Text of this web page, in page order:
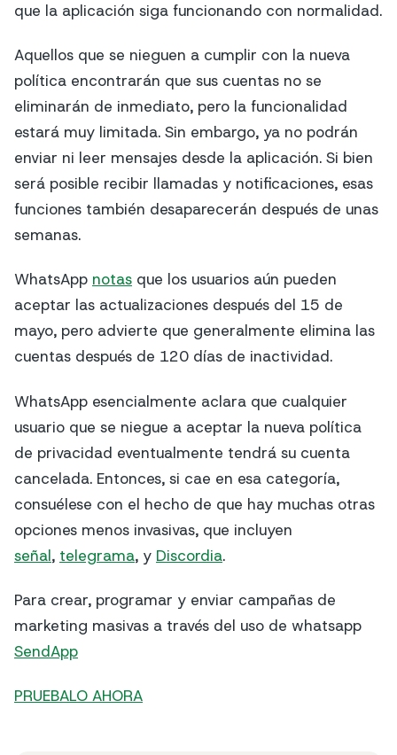
que la aplicación siga funcionando con normalidad.
Aquellos que se nieguen a cumplir con la nueva
política encontrarán que sus cuentas no se
eliminarán de inmediato, pero la funcionalidad
estará muy limitada. Sin embargo, ya no podrán
enviar ni leer mensajes desde la aplicación. Si bien
será posible recibir llamadas y notificaciones, esas
funciones también desaparecerán después de unas
semanas.
WhatsApp notas que los usuarios aún pueden
aceptar las actualizaciones después del 15 de
mayo, pero advierte que generalmente elimina las
cuentas después de 120 días de inactividad.
WhatsApp esencialmente aclara que cualquier
usuario que se niegue a aceptar la nueva política
de privacidad eventualmente tendrá su cuenta
cancelada. Entonces, si cae en esa categoría,
consuélese con el hecho de que hay muchas otras
opciones menos invasivas, que incluyen
señal, telegrama, y Discordia.
Para crear, programar y enviar campañas de
marketing masivas a través del uso de whatsapp
SendApp
PRUEBALO AHORA